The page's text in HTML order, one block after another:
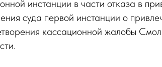
инстанции в части отказа в
суда первой инстанции о
кассационной жалобы